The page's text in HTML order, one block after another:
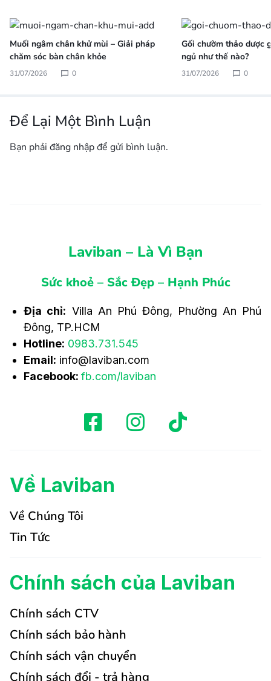
Muối ngâm chân khử mùi – Giải pháp
chăm sóc bàn chân khỏe
31/07/2026 0
Gối chườm thảo dược
ngủ như thế nào?
31/07/2026 0
Để Lại Một Bình Luận
Bạn phải đăng nhậpđể gửi bình luận.
Laviban – Là Vì Bạn
Sức khoẻ – Sắc Đẹp – Hạnh Phúc
Địa chỉ: Villa An Phú Đông, Phường An Phú
Đông, TP.HCM
Hotline: 0983.731.545
Email: info@laviban.com
Facebook:fb.com/laviban
Về Laviban
Về Chúng Tôi
Tin Tức
Chính sách của Laviban
Chính sách CTV
Chính sách bảo hành
Chính sách vận chuyển
Chính sách đổi - trả hàng